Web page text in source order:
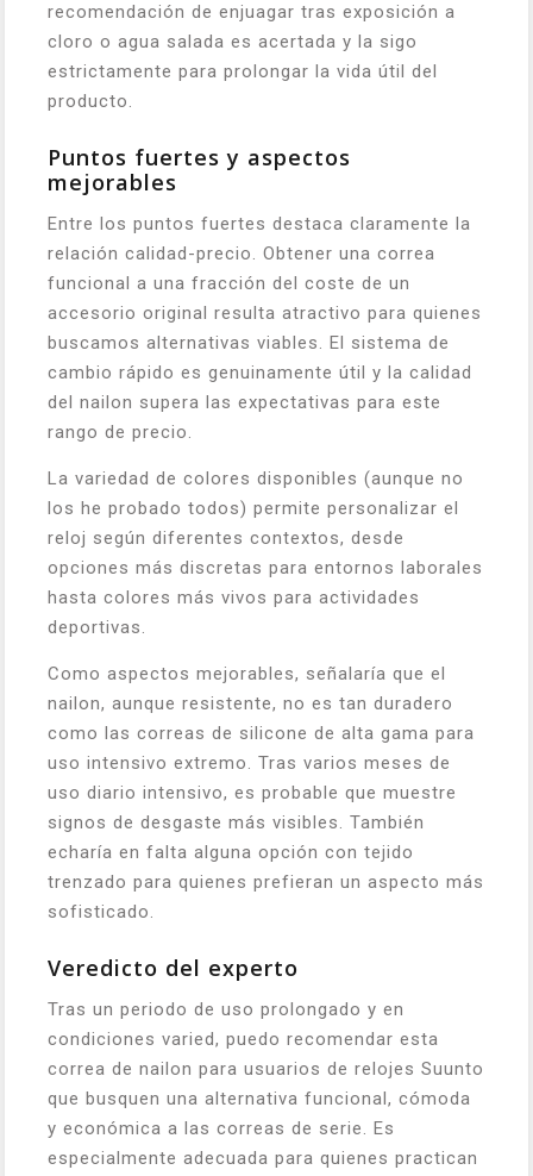
recomendación de enjuagar tras exposición a
cloro o agua salada es acertada y la sigo
estrictamente para prolongar la vida útil del
producto.
Puntos fuertes y aspectos
mejorables
Entre los puntos fuertes destaca claramente la
relación calidad-precio. Obtener una correa
funcional a una fracción del coste de un
accesorio original resulta atractivo para quienes
buscamos alternativas viables. El sistema de
cambio rápido es genuinamente útil y la calidad
del nailon supera las expectativas para este
rango de precio.
La variedad de colores disponibles (aunque no
los he probado todos) permite personalizar el
reloj según diferentes contextos, desde
opciones más discretas para entornos laborales
hasta colores más vivos para actividades
deportivas.
Como aspectos mejorables, señalaría que el
nailon, aunque resistente, no es tan duradero
como las correas de silicone de alta gama para
uso intensivo extremo. Tras varios meses de
uso diario intensivo, es probable que muestre
signos de desgaste más visibles. También
echaría en falta alguna opción con tejido
trenzado para quienes prefieran un aspecto más
sofisticado.
Veredicto del experto
Tras un periodo de uso prolongado y en
condiciones varied, puedo recomendar esta
correa de nailon para usuarios de relojes Suunto
que busquen una alternativa funcional, cómoda
y económica a las correas de serie. Es
especialmente adecuada para quienes practican